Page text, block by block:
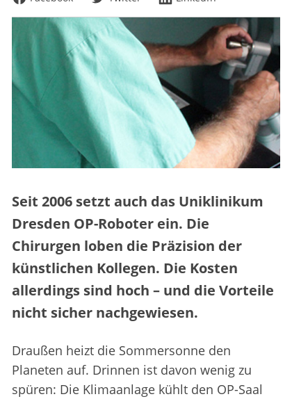
Seit 2006 setzt auch das Uniklinikum
Dresden OP-Roboter ein. Die
Chirurgen loben die Präzision der
künstlichen Kollegen. Die Kosten
allerdings sind hoch – und die Vorteile
nicht sicher nachgewiesen.
Draußen heizt die Sommersonne den
Planeten auf. Drinnen ist davon wenig zu
spüren: Die Klimaanlage kühlt den OP-Saal